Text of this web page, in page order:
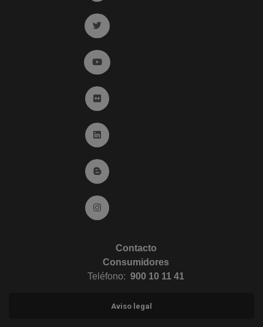
Ir a twitter (abre en ventana nueva)
Ir a YouTube (abre en ventana nueva)
Ir a Flickr (abre en ventana nueva)
Ir a Linkedin (abre en ventana nueva)
Ir al Blog (abre en ventana nueva)
Ir a Instagram (abre en ventana nueva)
Contacto
Consumidores
Teléfono: 900 10 11 41
Aviso legal